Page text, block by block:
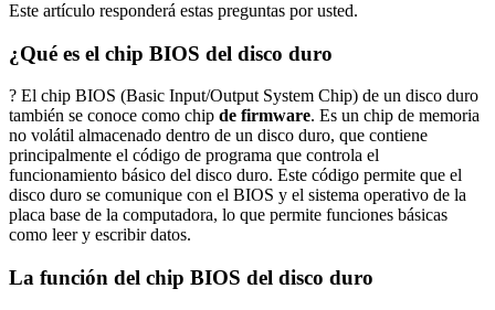
Este artículo responderá estas preguntas por usted.
¿Qué es el chip BIOS del disco duro
? El chip BIOS (Basic Input/Output System Chip) de un disco duro
también se conoce como chip de firmware. Es un chip de memoria
no volátil almacenado dentro de un disco duro, que contiene
principalmente el código de programa que controla el
funcionamiento básico del disco duro. Este código permite que el
disco duro se comunique con el BIOS y el sistema operativo de la
placa base de la computadora, lo que permite funciones básicas
como leer y escribir datos.
La función del chip BIOS del disco duro